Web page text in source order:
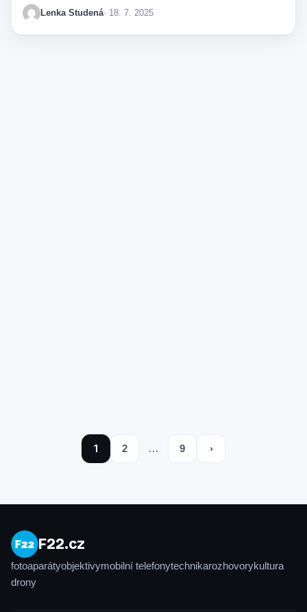
Lenka Studená· 18. 7. 2025
1 2 … 9 ›
F22.cz
fotoaparátyobjektivymobilní telefonytechnikarozhovorykultura
drony